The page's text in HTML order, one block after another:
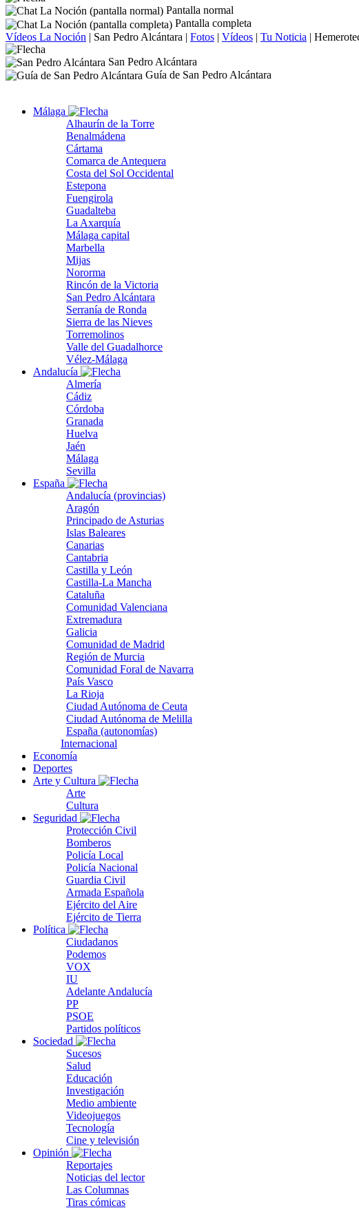
Pantalla normal
Pantalla completa
Vídeos La Noción | San Pedro Alcántara | Fotos | Vídeos | Tu Noticia |
San Pedro Alcántara
Guía de San Pedro Alcántara
Málaga
Alhaurín de la Torre
Benalmádena
Cártama
Comarca de Antequera
Costa del Sol Occidental
Estepona
Fuengirola
Guadalteba
La Axarquía
Málaga capital
Marbella
Mijas
Nororma
Rincón de la Victoria
San Pedro Alcántara
Serranía de Ronda
Sierra de las Nieves
Torremolinos
Valle del Guadalhorce
Vélez-Málaga
Andalucía
Almería
Cádiz
Córdoba
Granada
Huelva
Jaén
Málaga
Sevilla
España
Andalucía (provincias)
Aragón
Principado de Asturias
Islas Baleares
Canarias
Cantabria
Castilla y León
Castilla-La Mancha
Cataluña
Comunidad Valenciana
Extremadura
Galicia
Comunidad de Madrid
Región de Murcia
Comunidad Foral de Navarra
País Vasco
La Rioja
Ciudad Autónoma de Ceuta
Ciudad Autónoma de Melilla
España (autonomías)
Internacional
Economía
Deportes
Arte y Cultura
Arte
Cultura
Seguridad
Protección Civil
Bomberos
Policía Local
Policía Nacional
Guardia Civil
Armada Española
Ejército del Aire
Ejército de Tierra
Política
Ciudadanos
Podemos
VOX
IU
Adelante Andalucía
PP
PSOE
Partidos políticos
Sociedad
Sucesos
Salud
Educación
Investigación
Medio ambiente
Videojuegos
Tecnología
Cine y televisión
Opinión
Reportajes
Noticias del lector
Las Columnas
Tiras cómicas